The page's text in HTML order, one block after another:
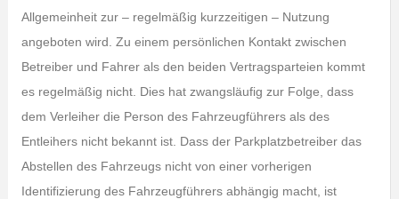
Allgemeinheit zur – regelmäßig kurzzeitigen – Nutzung
angeboten wird. Zu einem persönlichen Kontakt zwischen
Betreiber und Fahrer als den beiden Vertragsparteien kommt
es regelmäßig nicht. Dies hat zwangsläufig zur Folge, dass
dem Verleiher die Person des Fahrzeugführers als des
Entleihers nicht bekannt ist. Dass der Parkplatzbetreiber das
Abstellen des Fahrzeugs nicht von einer vorherigen
Identifizierung des Fahrzeugführers abhängig macht, ist